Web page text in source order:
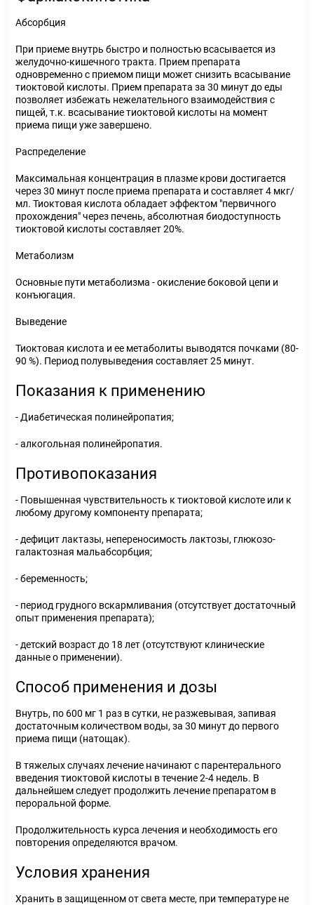
Абсорбция
При приеме внутрь быстро и полностью всасывается из
желудочно-кишечного тракта. Прием препарата
одновременно с приемом пищи может снизить всасывание
тиоктовой кислоты. Прием препарата за 30 минут до еды
позволяет избежать нежелательного взаимодействия с
пищей, т.к. всасывание тиоктовой кислоты на момент
приема пищи уже завершено.
Распределение
Максимальная концентрация в плазме крови достигается
через 30 минут после приема препарата и составляет 4 мкг/
мл. Тиоктовая кислота обладает эффектом "первичного
прохождения" через печень, абсолютная биодоступность
тиоктовой кислоты составляет 20%.
Метаболизм
Основные пути метаболизма - окисление боковой цепи и
конъюгация.
Выведение
Тиоктовая кислота и ее метаболиты выводятся почками (80-
90 %). Период полувыведения составляет 25 минут.
Показания к применению
- Диабетическая полинейропатия;
- алкогольная полинейропатия.
Противопоказания
- Повышенная чувствительность к тиоктовой кислоте или к
любому другому компоненту препарата;
- дефицит лактазы, непереносимость лактозы, глюкозо-
галактозная мальабсорбция;
- беременность;
- период грудного вскармливания (отсутствует достаточный
опыт применения препарата);
- детский возраст до 18 лет (отсутствуют клинические
данные о применении).
Способ применения и дозы
Внутрь, по 600 мг 1 раз в сутки, не разжевывая, запивая
достаточным количеством воды, за 30 минут до первого
приема пищи (натощак).
В тяжелых случаях лечение начинают с парентерального
введения тиоктовой кислоты в течение 2-4 недель. В
дальнейшем следует продолжить лечение препаратом в
пероральной форме.
Продолжительность курса лечения и необходимость его
повторения определяются врачом.
Условия хранения
Хранить в защищенном от света месте, при температуре не